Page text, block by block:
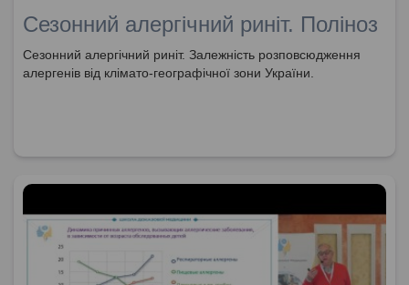
Сезонний алергічний риніт. Поліноз
Сезонний алергічний риніт. Залежність розповсюдження
алергенів від клімато-географічної зони України.